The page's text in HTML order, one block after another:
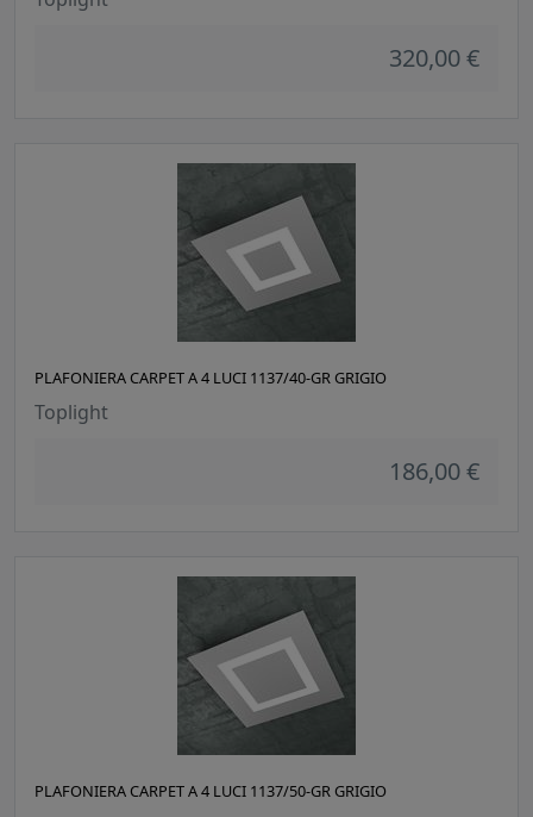
320,00 €
PLAFONIERA CARPET A 4 LUCI 1137/40-GR GRIGIO
Toplight
186,00 €
PLAFONIERA CARPET A 4 LUCI 1137/50-GR GRIGIO